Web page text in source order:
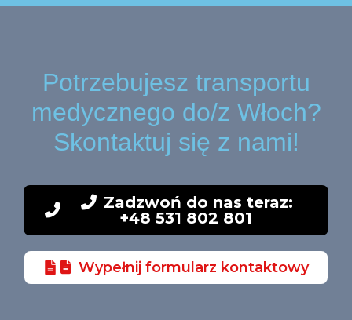
Potrzebujesz transportu
medycznego do/z Włoch?
Skontaktuj się z nami!
Zadzwoń do nas teraz:
+48 531 802 801
Wypełnij formularz kontaktowy